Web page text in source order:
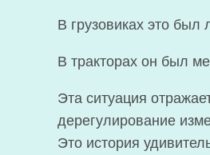
В грузовиках это
В тракторах он был
Эта ситуация
дерегулирование
Это история